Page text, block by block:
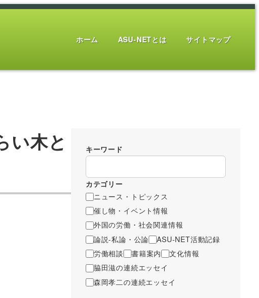
ホーム ASU-NETとは サイトマップ
い木と
キーワード
カテゴリー
ニュース・トピックス
催し物・イベント情報
外国の労働・社会関連情報
論説-私論・公論
ASU-NET活動記録
労働相談
書籍案内
文化情報
脇田滋の連続エッセイ
森岡孝二の連続エッセイ